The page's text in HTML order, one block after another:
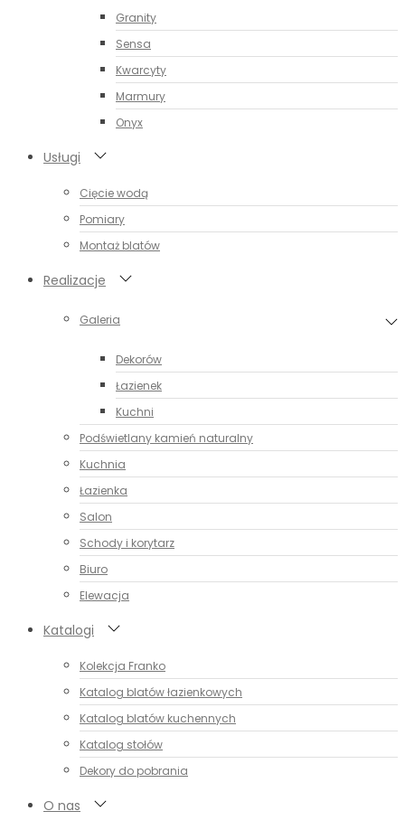
Granity
Sensa
Kwarcyty
Marmury
Onyx
Usługi
Cięcie wodą
Pomiary
Montaż blatów
Realizacje
Galeria
Dekorów
Łazienek
Kuchni
Podświetlany kamień naturalny
Kuchnia
Łazienka
Salon
Schody i korytarz
Biuro
Elewacja
Katalogi
Kolekcja Franko
Katalog blatów łazienkowych
Katalog blatów kuchennych
Katalog stołów
Dekory do pobrania
O nas